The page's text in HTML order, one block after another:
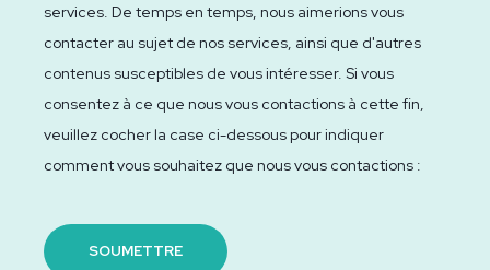
services. De temps en temps, nous aimerions vous
contacter au sujet de nos services, ainsi que d'autres
contenus susceptibles de vous intéresser. Si vous
consentez à ce que nous vous contactions à cette fin,
veuillez cocher la case ci-dessous pour indiquer
comment vous souhaitez que nous vous contactions :